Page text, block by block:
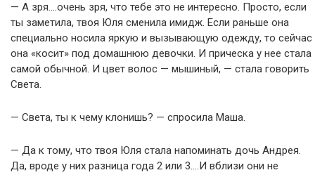
— А зря….очень зря, что тебе это не интересно. Просто, если
ты заметила, твоя Юля сменила имидж. Если раньше она
специально носила яркую и вызывающую одежду, то сейчас
она «косит» под домашнюю девочки. И прическа у нее стала
самой обычной. И цвет волос — мышиный, — стала говорить
Света.
— Света, ты к чему клонишь? — спросила Маша.
— Да к тому, что твоя Юля стала напоминать дочь Андрея.
Да, вроде у них разница года 2 или 3….И вблизи они не